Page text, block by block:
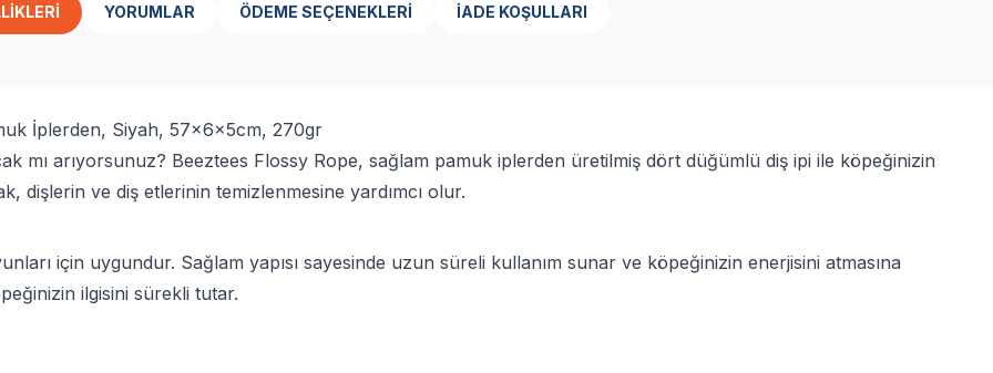
YORUMLAR ÖDEME SEÇENEKLERI İADE KOŞULLARI
İplerden, Siyah, 57x6x5cm, 270gr
mı arıyorsunuz? Beeztees Flossy Rope, sağlam pamuk iplerden üretilmiş dört düğümlü diş ipi ile köpeğinizin
dişlerin ve diş etlerinin temizlenmesine yardımcı olur.
için uygundur. Sağlam yapısı sayesinde uzun süreli kullanım sunar ve köpeğinizin enerjisini atmasına
ilgisini sürekli tutar.